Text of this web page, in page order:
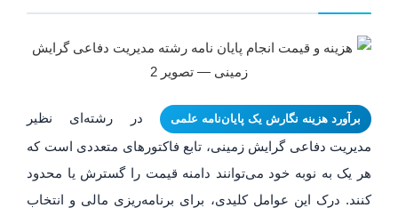
برآورد هزینه نگارش یک پایان‌نامه علمی
در رشته‌ای نظیر
مدیریت دفاعی گرایش زمینی، تابع فاکتورهای متعددی است که
هر یک به نوبه خود می‌توانند دامنه قیمت را گسترش یا محدود
کنند. درک این عوامل کلیدی، برای برنامه‌ریزی مالی و انتخاب